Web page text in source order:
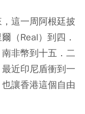
這一周阿根廷披
（Real）到四．
非幣到十五．二
近印尼盾衝到一
讓香港這個自由